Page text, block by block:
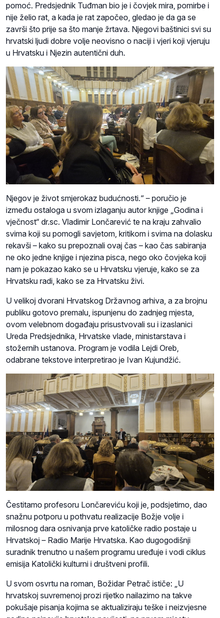
pomoć. Predsjednik Tuđman bio je i čovjek mira, pomirbe i
nije želio rat, a kada je rat započeo, gledao je da ga se
završi što prije sa što manje žrtava. Njegovi baštinici svi su
hrvatski ljudi dobre volje neovisno o naciji i vjeri koji vjeruju
u Hrvatsku i Njezin autentični duh.
Njegov je život smjerokaz budućnosti.“ – poručio je
između ostaloga u svom izlaganju autor knjige „Godina i
vječnost“ dr.sc. Vladimir Lončarević te na kraju zahvalio
svima koji su pomogli savjetom, kritikom i svima na dolasku
rekavši – kako su prepoznali ovaj čas – kao čas sabiranja
ne oko jedne knjige i njezina pisca, nego oko čovjeka koji
nam je pokazao kako se u Hrvatsku vjeruje, kako se za
Hrvatsku radi, kako se za Hrvatsku živi.
U velikoj dvorani Hrvatskog Državnog arhiva, a za brojnu
publiku gotovo premalu, ispunjenu do zadnjeg mjesta,
ovom velebnom događaju prisustvovali su i izaslanici
Ureda Predsjednika, Hrvatske vlade, ministarstava i
stožernih ustanova. Program je vodila Lejdi Oreb,
odabrane tekstove interpretirao je Ivan Kujundžić.
Čestitamo profesoru Lončareviću koji je, podsjetimo, dao
snažnu potporu u pothvatu realizacije Božje volje i
milosnog dara osnivanja prve katoličke radio postaje u
Hrvatskoj – Radio Marije Hrvatska. Kao dugogodišnji
suradnik trenutno u našem programu uređuje i vodi ciklus
emisija Katolički kulturni i društveni profili.
U svom osvrtu na roman, Božidar Petrač ističe: „U
hrvatskoj suvremenoj prozi rijetko nailazimo na takve
pokušaje pisanja kojima se aktualiziraju teške i neizvjesne